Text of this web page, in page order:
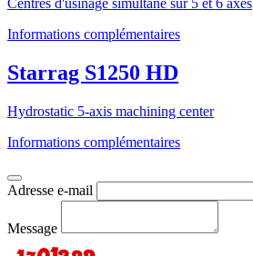
Centres d'usinage simultané sur 5 et 6 axes
Informations complémentaires
Starrag S1250 HD
Hydrostatic 5-axis machining center
Informations complémentaires
Adresse e-mail
Message